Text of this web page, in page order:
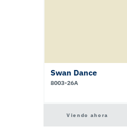
Swan Dance
8003-26A
Viendo ahora